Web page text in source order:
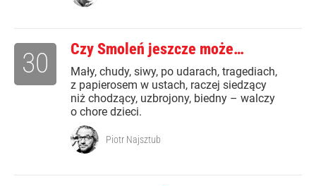
Czy Smoleń jeszcze może…
Mały, chudy, siwy, po udarach, tragediach,
z papierosem w ustach, raczej siedzący
niż chodzący, uzbrojony, biedny – walczy
o chore dzieci.
30
Piotr Najsztub